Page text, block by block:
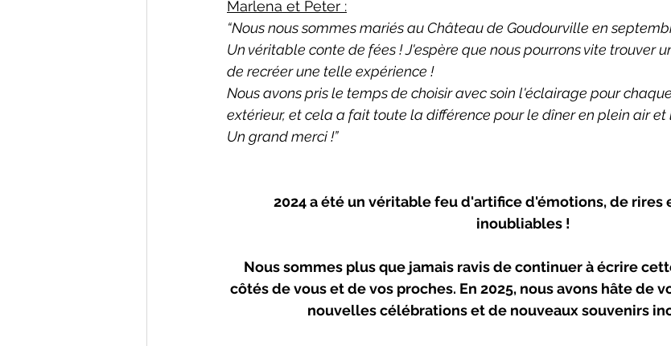
Marlena et Peter :
“Nous nous sommes mariés au Château de Goudourville en
Un véritable conte de fées ! J'espère que nous pourrons vite trouver
de recréer une telle expérience !
Nous avons pris le temps de choisir avec soin l'éclairage pour
extérieur, et cela a fait toute la différence pour le dîner en plein air et
Un grand merci !”
2024 a été un véritable feu d'artifice d'émotions, de rires
inoubliables !
Nous sommes plus que jamais ravis de continuer à écrire
côtés de vous et de vos proches. En 2025, nous avons hâte de
nouvelles célébrations et de nouveaux souvenirs